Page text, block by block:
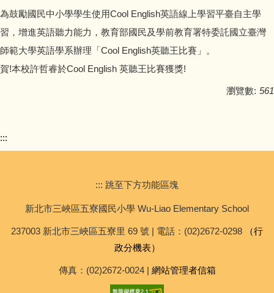
校車資訊
招生資訊
為鼓勵國民中小學學生使用Cool English英語線上學習平臺自主學
習，增進英語聽力能力，教育部國民及學前教育署特委託國立臺灣
師範大學英語學系辦理「Cool English英聽王比賽」。
賀!本校許哲睿於Cool English 英聽王比賽獲獎!
瀏覽數: 561
:::
::: 跳至下方功能區塊
新北市三峽區五寮國民小學 Wu-Liao Elementary School
237003 新北市三峽區五寮里 69 號 | 電話：(02)2672-0298
（行
政分機表）
傳真：(02)2672-0024 | 網站管理者信箱